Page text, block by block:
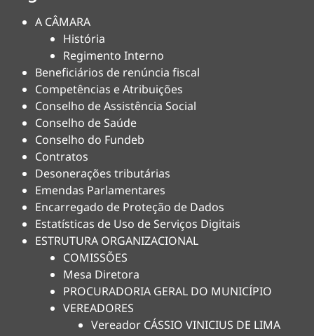
A CÂMARA
História
Regimento Interno
Beneficiários de renúncia fiscal
Competências e Atribuições
Conselho de Assistência Social
Conselho de Saúde
Conselho do Fundeb
Contratos
Desonerações tributárias
Emendas Parlamentares
Encarregado de Proteção de Dados
Estatísticas de Uso de Serviços Digitais
ESTRUTURA ORGANIZACIONAL
COMISSÕES
Mesa Diretora
PROCURADORIA GERAL DO MUNICÍPIO
VEREADORES
Vereador CÁSSIO VINICIUS DE LIMA